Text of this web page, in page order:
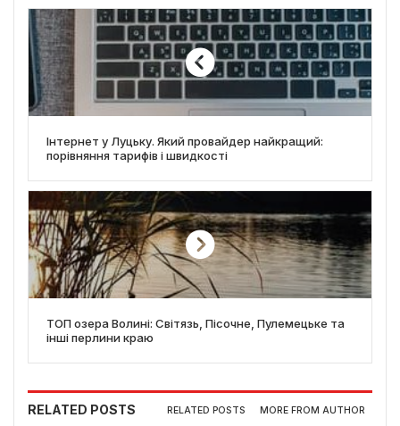
Інтернет у Луцьку. Який провайдер найкращий:
порівняння тарифів і швидкості
ТОП озера Волині: Світязь, Пісочне, Пулемецьке та
інші перлини краю
RELATED POSTS RELATED POSTS MORE FROM AUTHOR